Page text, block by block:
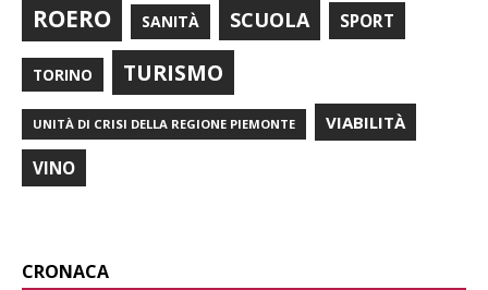
ROERO SANITÀ SCUOLA SPORT
TORINO TURISMO
UNITÀ DI CRISI DELLA REGIONE PIEMONTE VIABILITÀ
VINO
CRONACA